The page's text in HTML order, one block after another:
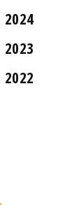
2024
2023
2022